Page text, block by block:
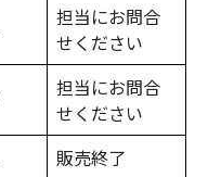
担当にお問合
せください
担当にお問合
せください
販売終了